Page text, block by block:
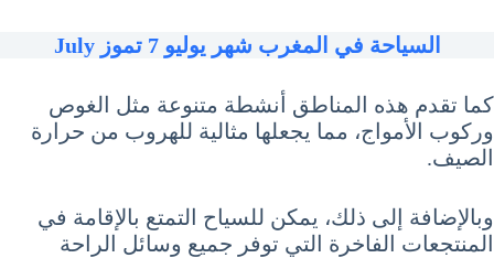
السياحة في المغرب شهر يوليو 7 تموز July
كما تقدم هذه المناطق أنشطة متنوعة مثل الغوص
وركوب الأمواج، مما يجعلها مثالية للهروب من حرارة
الصيف.
وبالإضافة إلى ذلك، يمكن للسياح التمتع بالإقامة في
المنتجعات الفاخرة التي توفر جميع وسائل الراحة